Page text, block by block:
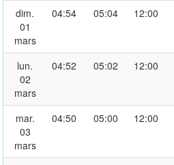
dim.
01
mars
04:54 05:04 12:00
lun.
02
mars
04:52 05:02 12:00
mar.
03
mars
04:50 05:00 12:00